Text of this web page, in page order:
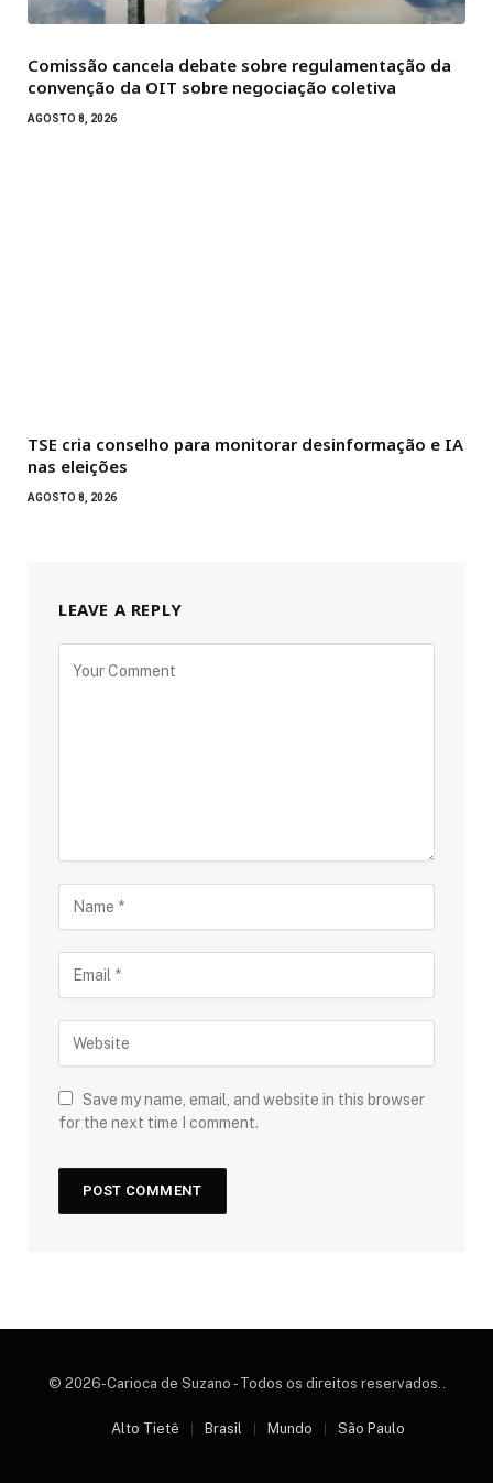
Comissão cancela debate sobre regulamentação da
convenção da OIT sobre negociação coletiva
AGOSTO 8, 2026
TSE cria conselho para monitorar desinformação e IA
nas eleições
AGOSTO 8, 2026
LEAVE A REPLY
Save my name, email, and website in this browser
for the next time I comment.
© 2026-Carioca de Suzano - Todos os direitos reservados..
Alto Tietê Brasil Mundo São Paulo